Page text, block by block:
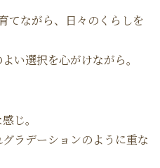
てながら、日々のくらしを
い選択を心がけながら。
じ。
ラデーションのように重な